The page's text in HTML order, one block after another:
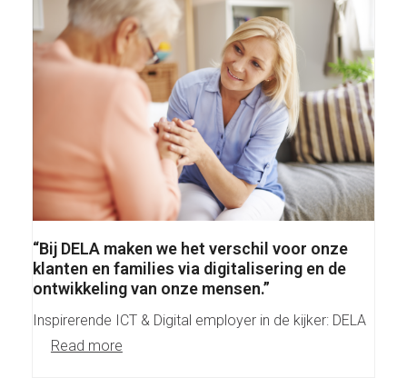
“Bij DELA maken we het verschil voor onze
klanten en families via digitalisering en de
ontwikkeling van onze mensen.”
Inspirerende ICT & Digital employer in de kijker: DELA
Read more